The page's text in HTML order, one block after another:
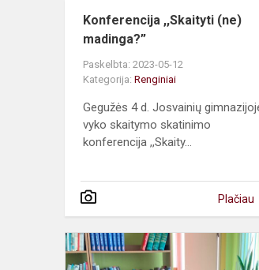
Konferencija ,,Skaityti (ne)
madinga?”
Paskelbta: 2023-05-12
Kategorija: Renginiai
Gegužės 4 d. Josvainių
vyko skaitymo skatinimo
konferencija ,,Skaity...
Plačiau